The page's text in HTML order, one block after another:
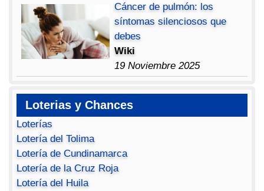
Cáncer de pulmón: los
síntomas silenciosos que
debes
Wiki
19 Noviembre 2025
Loterias y Chances
Loterías
Lotería del Tolima
Lotería de Cundinamarca
Lotería de la Cruz Roja
Lotería del Huila